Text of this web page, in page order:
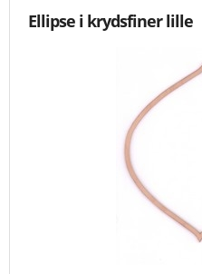
FORSIDE
Ellipse i krydsfiner lille